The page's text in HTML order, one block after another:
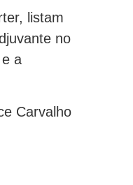
listam
no
a
Carvalho